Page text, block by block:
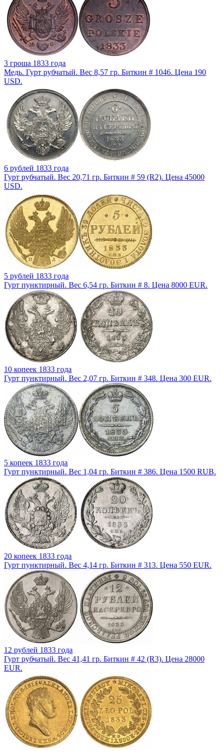
3 гроша 1833 года
Медь. Гурт рубчатый. Вес 8,57 гр. Биткин # 1046. Цена 190
USD.
6 рублей 1833 года
Гурт рубчатый. Вес 20,71 гр. Биткин # 59 (R2). Цена 45000
USD.
5 рублей 1833 года
Гурт пунктирный. Вес 6,54 гр. Биткин # 8. Цена 8000 EUR.
10 копеек 1833 года
Гурт пунктирный. Вес 2,07 гр. Биткин # 348. Цена 300 EUR.
5 копеек 1833 года
Гурт пунктирный. Вес 1,04 гр. Биткин # 386. Цена 1500 RUB.
20 копеек 1833 года
Гурт пунктирный. Вес 4,14 гр. Биткин # 313. Цена 550 EUR.
12 рублей 1833 года
Гурт рубчатый. Вес 41,41 гр. Биткин # 42 (R3). Цена 28000
EUR.